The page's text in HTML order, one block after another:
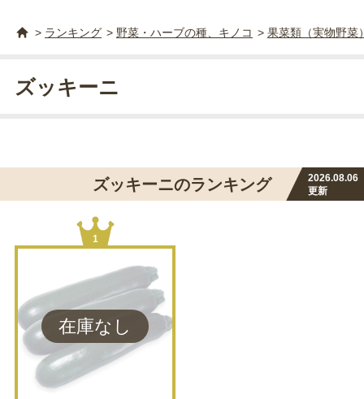
> ランキング > 野菜・ハーブの種、キノコ > 果菜類（実物野菜
ズッキーニ
ズッキーニのランキング
2026.08.06
更新
1